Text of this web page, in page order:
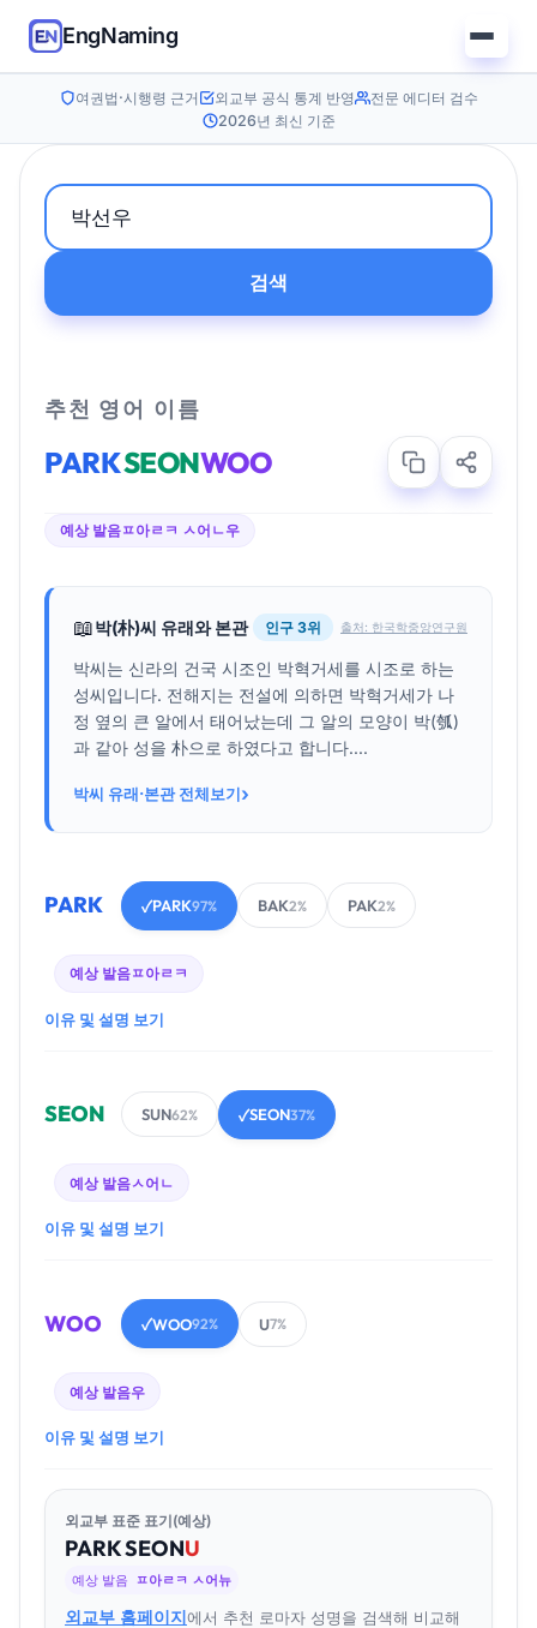
EngNaming
여권법·시행령 근거 외교부 공식 통계 반영
전문 에디터 검수
2026년 최신 기준
검색
추천 영어 이름
PARKSEONWOO
예상 발음ㅍ아ㄹㅋ ㅅ어ㄴ우
📖박(朴)씨 유래와 본관 인구 3위 출처: 한국학중앙연구원
박씨는 신라의 건국 시조인 박혁거세를 시조로 하는
성씨입니다. 전해지는 전설에 의하면 박혁거세가 나
정 옆의 큰 알에서 태어났는데 그 알의 모양이 박(瓠)
과 같아 성을 朴으로 하였다고 합니다....
박씨 유래·본관 전체보기›
PARK ✓PARK97% BAK2% PAK2%
예상 발음ㅍ아ㄹㅋ
이유 및 설명 보기
SEON SUN62% ✓SEON37%
예상 발음ㅅ어ㄴ
이유 및 설명 보기
WOO ✓WOO92% U7%
예상 발음우
이유 및 설명 보기
외교부 표준 표기(예상)
PARKSEONU
예상 발음 ㅍ아ㄹㅋ ㅅ어뉴
외교부 홈페이지에서 추천 로마자 성명을 검색해 비교해